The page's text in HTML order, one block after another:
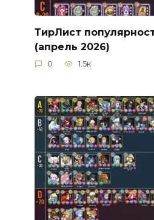
ТирЛист
(апрель 2026)
0 1.5к.